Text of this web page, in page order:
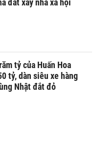
đất xây nhà xã hội
tỷ của Huấn Hoa
tỷ, dàn siêu xe hàng
Nhật đắt đỏ